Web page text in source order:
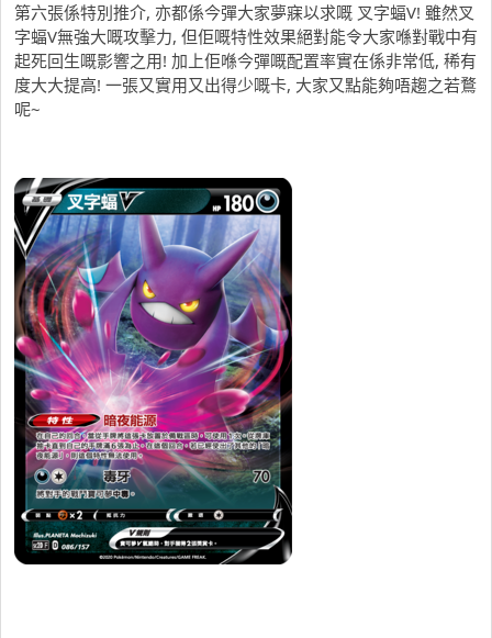
第六張係特別推介, 亦都係今彈大家夢寐以求嘅 叉字蝠V! 雖然叉
字蝠V無強大嘅攻擊力, 但佢嘅特性效果絕對能令大家喺對戰中有
起死回生嘅影響之用! 加上佢喺今彈嘅配置率實在係非常低, 稀有
度大大提高! 一張又實用又出得少嘅卡, 大家又點能夠唔趨之若鶩
呢~